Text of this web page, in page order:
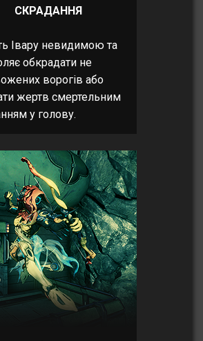
СКРАДАННЯ
Івару невидимою та
обкрадати не
ворогів або
жертв смертельним
у голову.